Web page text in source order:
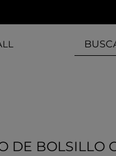
BUSCAR
DE BOLSILLO